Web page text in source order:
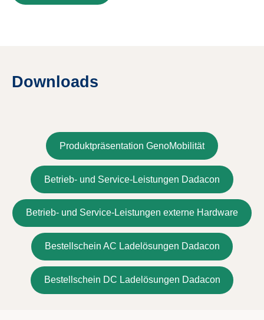
Downloads
Produktpräsentation GenoMobilität
Betrieb- und Service-Leistungen Dadacon
Betrieb- und Service-Leistungen externe Hardware
Bestellschein AC Ladelösungen Dadacon
Bestellschein DC Ladelösungen Dadacon